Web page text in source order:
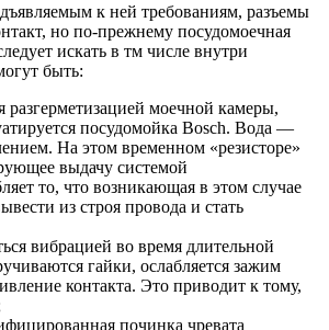
к ней требованиям, разъемы
но по-прежнему посудомоечная
искать в тм числе внутри
быть:
разгерметизацией моечной камеры,
посудомойка Bosch. Вода —
На этом временном «резисторе»
выдачу системой
то, что возникающая в этом случае
из строя провода и стать
вибрацией во время длительной
гайки, ослабляется зажим
контакта. Это приводит к тому,
починка чревата